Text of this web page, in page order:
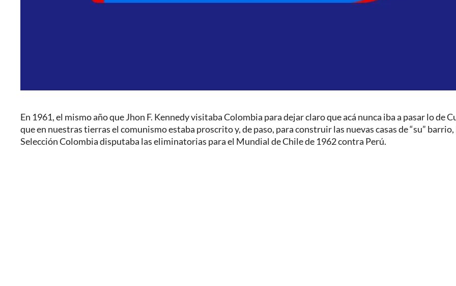
En 1961, el mismo año que Jhon F. Kennedy visitaba Colombia para dejar claro que acá nunca iba a pasar lo de
que en nuestras tierras el comunismo estaba proscrito y, de paso, para construir las nuevas casas de “su” barrio,
Selección Colombia disputaba las eliminatorias para el Mundial de Chile de 1962 contra Perú.